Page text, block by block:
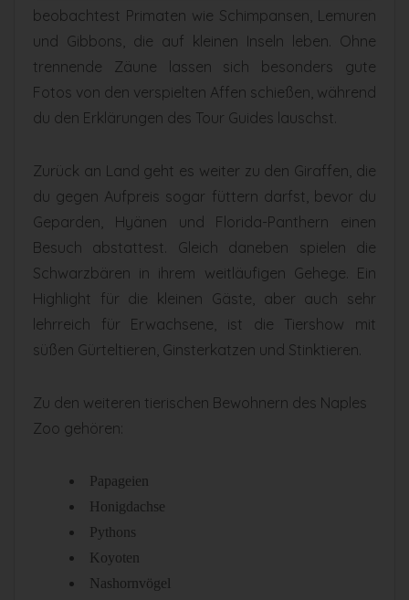
beobachtest Primaten wie Schimpansen, Lemuren
und Gibbons, die auf kleinen Inseln leben. Ohne
trennende Zäune lassen sich besonders gute
Fotos von den verspielten Affen schießen, während
du den Erklärungen des Tour Guides lauschst.
Zurück an Land geht es weiter zu den Giraffen, die
du gegen Aufpreis sogar füttern darfst, bevor du
Geparden, Hyänen und Florida-Panthern einen
Besuch abstattest. Gleich daneben spielen die
Schwarzbären in ihrem weitläufigen Gehege. Ein
Highlight für die kleinen Gäste, aber auch sehr
lehrreich für Erwachsene, ist die Tiershow mit
süßen Gürteltieren, Ginsterkatzen und Stinktieren.
Zu den weiteren tierischen Bewohnern des Naples
Zoo gehören:
Papageien
Honigdachse
Pythons
Koyoten
Nashornvögel